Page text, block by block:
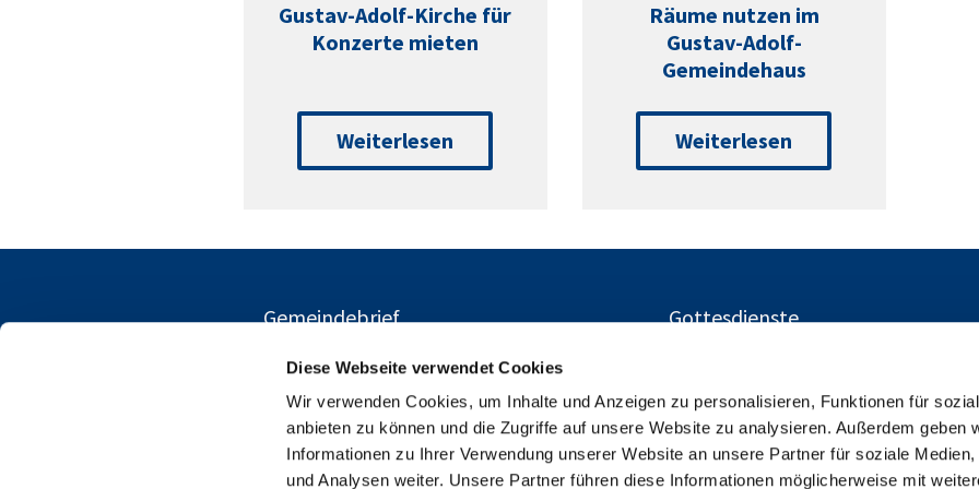
Diese Webseite verwendet Cookies
Wir verwenden Cookies, um Inhalte und Anzeigen zu personalisieren, Funktionen für
anbieten zu können und die Zugriffe auf unsere Website zu analysieren. Außerdem geben
Informationen zu Ihrer Verwendung unserer Website an unsere Partner für soziale Medien,
und Analysen weiter. Unsere Partner führen diese Informationen möglicherweise mit
Gustav-Adolf-Kirche für
Konzerte mieten
Weiterlesen
Räume nutzen im
Gustav-Adolf-
Gemeindehaus
Weiterlesen
Gemeindebrief Gottesdienste
Ev. Kirchengemeinden Gustav-Adolf und Charlottenburg-
Herschelstraße 14, 10589 Berlin
+49303446094